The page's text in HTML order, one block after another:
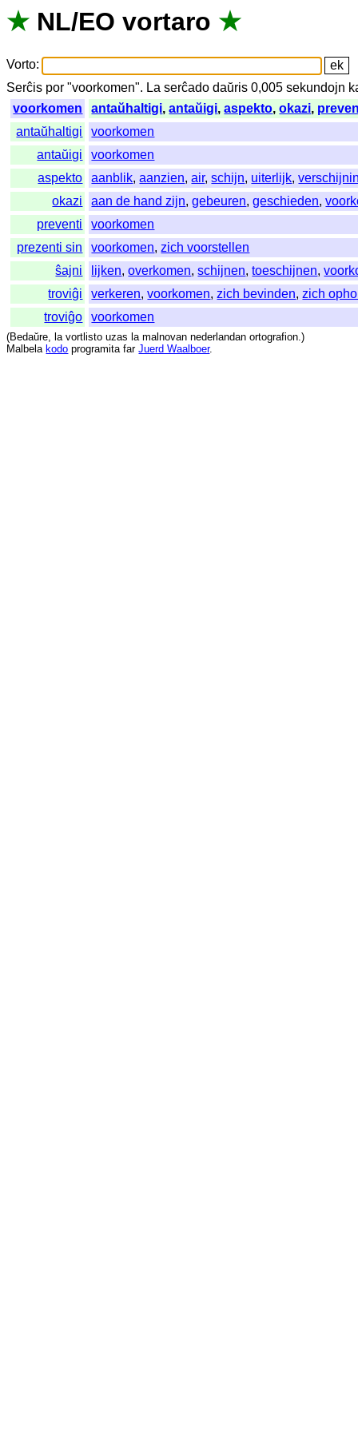
★ NL/EO vortaro ★
Vorto:
Serĉis por "voorkomen". La serĉado daŭris 0,005sekundojn
voorkomen
antaŭhaltigi,antaŭigi,aspekto,okazi,
antaŭhaltigi
voorkomen
antaŭigi
voorkomen
aspekto
aanblik,aanzien,air,schijn, uiterlijk,
okazi
aan de hand zijn,gebeuren,geschieden,
preventi
voorkomen
prezenti sin
voorkomen,zich voorstellen
ŝajni
lijken,overkomen,schijnen,toeschijnen,
troviĝi
verkeren,voorkomen,zich bevinden,zich
troviĝo
voorkomen
(Bedaŭre, la vortlisto uzas la malnovan nederlandan ortografion.)
Malbela kodo programita far Juerd Waalboer.